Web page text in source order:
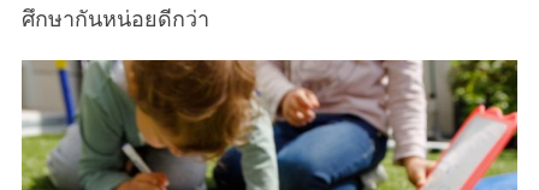
ศึกษากันหน่อยดีกว่า